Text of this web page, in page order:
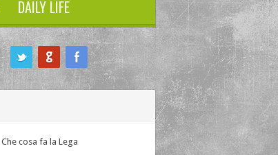
DAILY LIFE
Che cosa fa la Lega